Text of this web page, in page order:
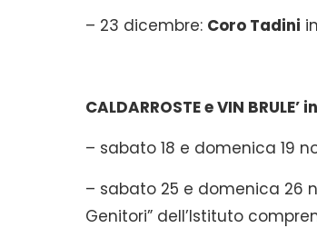
– 23 dicembre: Coro Tadini
CALDARROSTE e VIN
– sabato 18 e domenica 19
– sabato 25 e domenica 26
Genitori” dell’Istituto